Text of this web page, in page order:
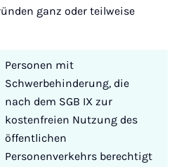
ganz oder teilweise
Personen mit
Schwerbehinderung, die
nach dem SGB IX zur
kostenfreien Nutzung des
öffentlichen
Personenverkehrs berechtigt